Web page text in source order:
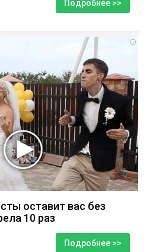
Подробнее >>
i
оставит вас без
10 раз
Подробнее >>